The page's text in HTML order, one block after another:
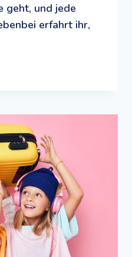
geht, und jede
erfahrt ihr,